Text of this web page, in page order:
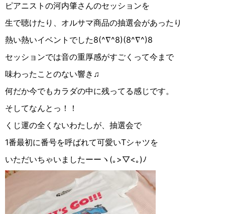
ピアニストの河内肇さんのセッションを
生で聴けたり、オルサマ商品の抽選会があったり
熱い熱いイベントでした8(^∇︎^8)(8^∇︎^)8
セッションでは音の重厚感がすごくって今まで
味わったことのない響き♫
何だか今でもカラダの中に残ってる感じです。
そしてなんとっ！！
くじ運の全くないわたしが、抽選会で
1番最初に番号を呼ばれて可愛いTシャツを
いただいちゃいましたーーヽ(｡>▽︎<｡)ﾉ